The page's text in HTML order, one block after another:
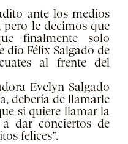
ante los medios
pero le decimos que
finalmente solo
dio Félix Salgado de
al frente del
Evelyn Salgado
debería de llamarle
si quiere llamar la
dar conciertos de
felices”.